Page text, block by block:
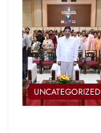
UNCATEGORIZED